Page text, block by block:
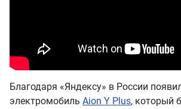
Благодаря «Яндексу» в России
электромобиль Aion Y Plus, который